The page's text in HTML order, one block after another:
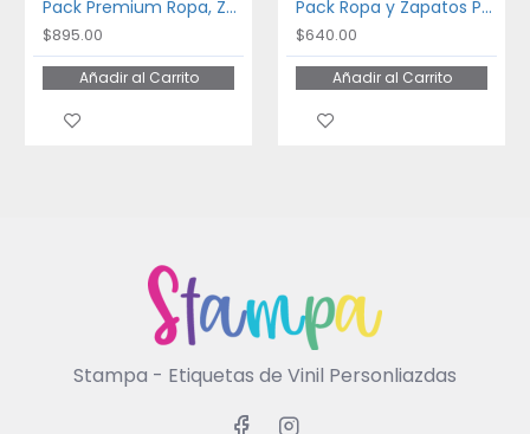
Pack Premium Ropa, Zapatos y Escuela Paper Doll
$895.00
Añadir al Carrito
Pack Ropa y Zapatos Paper Doll
$640.00
Añadir al Carrito
Stampa - Etiquetas de Vinil Personliazdas